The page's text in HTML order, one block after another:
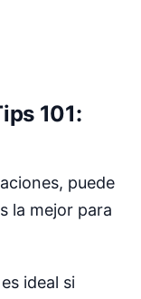
101:
puede
la mejor para
ideal si